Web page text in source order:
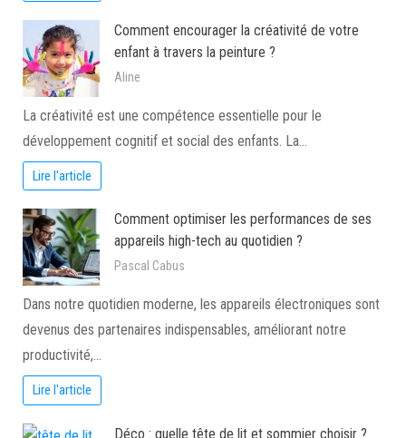
Comment encourager la créativité de votre
enfant à travers la peinture ?
Aline
La créativité est une compétence essentielle pour le
développement cognitif et social des enfants. La…
Lire l'article
Comment optimiser les performances de ses
appareils high-tech au quotidien ?
Pascal Cabus
Dans notre quotidien moderne, les appareils électroniques sont
devenus des partenaires indispensables, améliorant notre
productivité,…
Lire l'article
Déco : quelle tête de lit et sommier choisir ?